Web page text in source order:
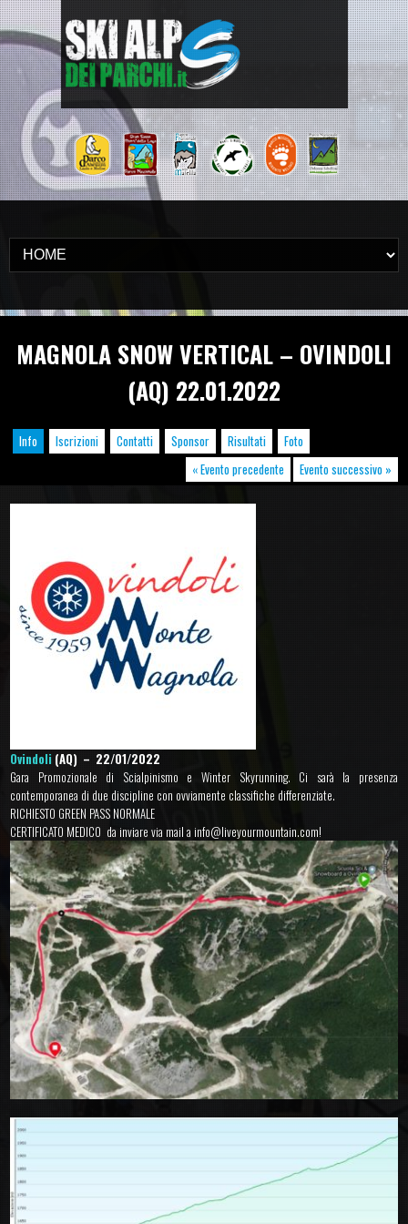
MAGNOLA SNOW VERTICAL – OVINDOLI
(AQ) 22.01.2022
Info Iscrizioni Contatti Sponsor Risultati
Foto
« Evento precedente
Evento successivo »
Ovindoli (AQ) – 22/01/2022
Gara Promozionale di Scialpinismo e Winter Skyrunning. Ci sarà la presenza
contemporanea di due discipline con ovviamente classifiche differenziate.
RICHIESTO GREEN PASS NORMALE
CERTIFICATO MEDICO da inviare via mail a info@liveyourmountain.com!